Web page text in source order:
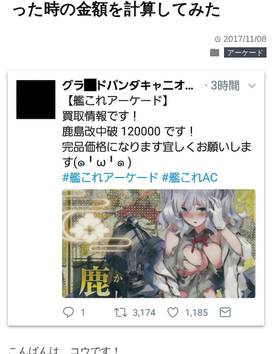
った時の金額を計算してみた
time 2017/11/08
folder アーケード
こんばんは、コウです！